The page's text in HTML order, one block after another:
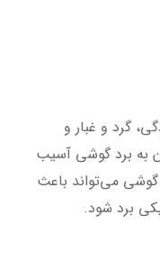
گرد و غبار و
به برد گوشی آسیب
گوشی می‌تواند باعث
برد شود.